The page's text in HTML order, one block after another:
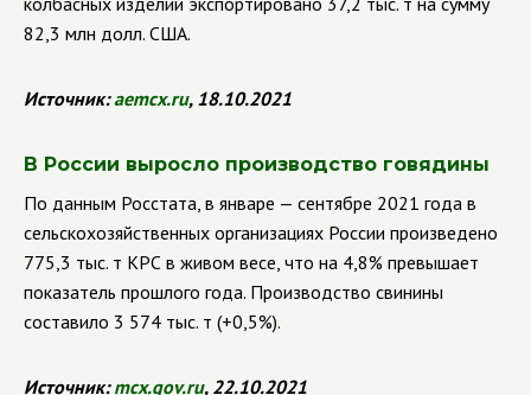
82,3 млн долл. США.
Источник:aemcx.ru, 18.10.2021
В России выросло производство говядины
По данным Росстата, в январе — сентябре 2021 года в
сельскохозяйственных организациях России произведено
775,3 тыс. т КРС в живом весе, что на 4,8% превышает
показатель прошлого года. Производство свинины
составило 3 574 тыс. т (+0,5%).
Источник:mcx.gov.ru, 22.10.2021